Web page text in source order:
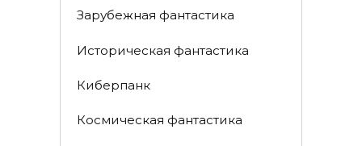
Зарубежная фантастика
Историческая фантастика
Киберпанк
Космическая фантастика